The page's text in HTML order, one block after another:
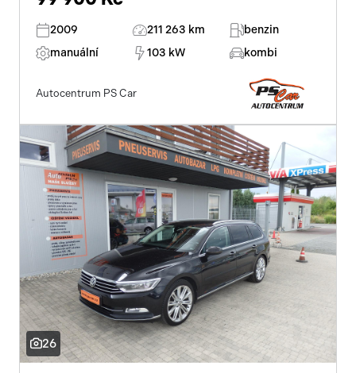
2009 211 263 km
benzin
manuální
103 kW kombi
Autocentrum PS Car
26